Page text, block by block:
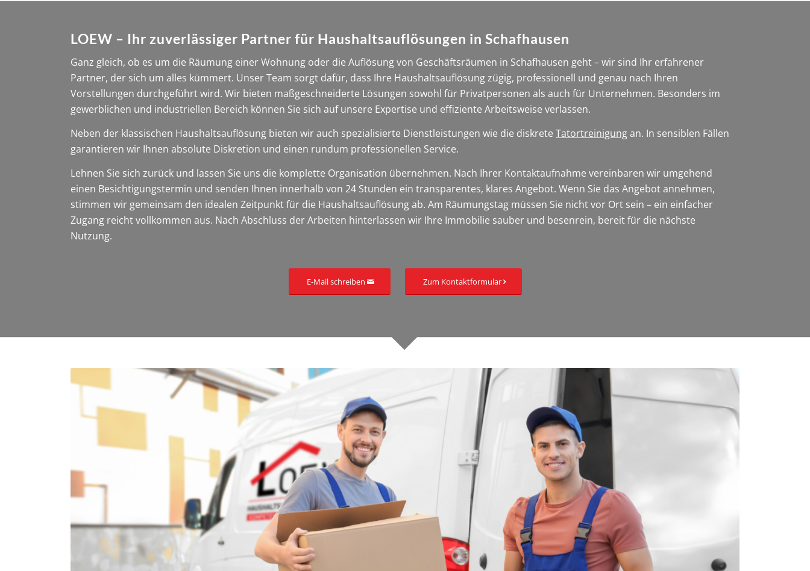
LOEW – Ihr zuverlässiger Partner für Haushaltsauflösungen in Schafhausen
Ganz gleich, ob es um die Räumung einer Wohnung oder die Auflösung von Geschäftsräumen in Schafhausen geht – wir sind Ihr erfahrener
Partner, der sich um alles kümmert. Unser Team sorgt dafür, dass Ihre Haushaltsauflösung zügig, professionell und genau nach Ihren
Vorstellungen durchgeführt wird. Wir bieten maßgeschneiderte Lösungen sowohl für Privatpersonen als auch für Unternehmen. Besonders im
gewerblichen und industriellen Bereich können Sie sich auf unsere Expertise und effiziente Arbeitsweise verlassen.
Neben der klassischen Haushaltsauflösung bieten wir auch spezialisierte Dienstleistungen wie die diskreteTatortreinigungan. In sensiblen Fällen
garantieren wir Ihnen absolute Diskretion und einen rundum professionellen Service.
Lehnen Sie sich zurück und lassen Sie uns die komplette Organisation übernehmen. Nach Ihrer Kontaktaufnahme vereinbaren wir umgehend
einen Besichtigungstermin und senden Ihnen innerhalb von 24 Stunden ein transparentes, klares Angebot. Wenn Sie das Angebot annehmen,
stimmen wir gemeinsam den idealen Zeitpunkt für die Haushaltsauflösung ab. Am Räumungstag müssen Sie nicht vor Ort sein – ein einfacher
Zugang reicht vollkommen aus. Nach Abschluss der Arbeiten hinterlassen wir Ihre Immobilie sauber und besenrein, bereit für die nächste
Nutzung.
E-Mail schreiben Zum Kontaktformular